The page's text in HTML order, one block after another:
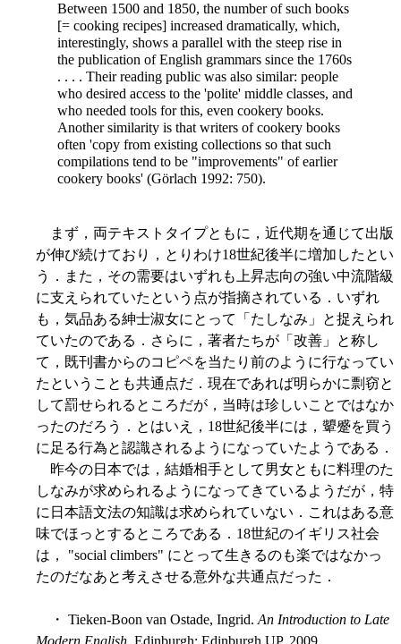
Between 1500 and 1850, the number of such books
[= cooking recipes] increased dramatically, which,
interestingly, shows a parallel with the steep rise in
the publication of English grammars since the 1760s
. . . . Their reading public was also similar: people
who desired access to the 'polite' middle classes, and
who needed tools for this, even cookery books.
Another similarity is that writers of cookery books
often 'copy from existing collections so that such
compilations tend to be "improvements" of earlier
cookery books' (Görlach 1992: 750).
まず，両テキストタイプともに，近代期を通じて出版
が伸び続けており，とりわけ18世紀後半に増加したとい
う．また，その需要はいずれも上昇志向の強い中流階級
に支えられていたという点が指摘されている．いずれ
も，気品ある紳士淑女にとって「たしなみ」と捉えられ
ていたのである．さらに，著者たちが「改善」と称し
て，既刊書からのコピペを当たり前のように行なってい
たということも共通点だ．現在であれば明らかに剽窃と
して罰せられるところだが，当時は珍しいことではなか
ったのだろう．とはいえ，18世紀後半には，顰蹙を買う
に足る行為と認識されるようになっていたようである．
昨今の日本では，結婚相手として男女ともに料理のた
しなみが求められるようになってきているようだが，特
に日本語文法の知識は求められていない．これはある意
味でほっとするところである．18世紀のイギリス社会
は， "social climbers" にとって生きるのも楽ではなかっ
たのだなあと考えさせる意外な共通点だった．
・ Tieken-Boon van Ostade, Ingrid. An Introduction to Late